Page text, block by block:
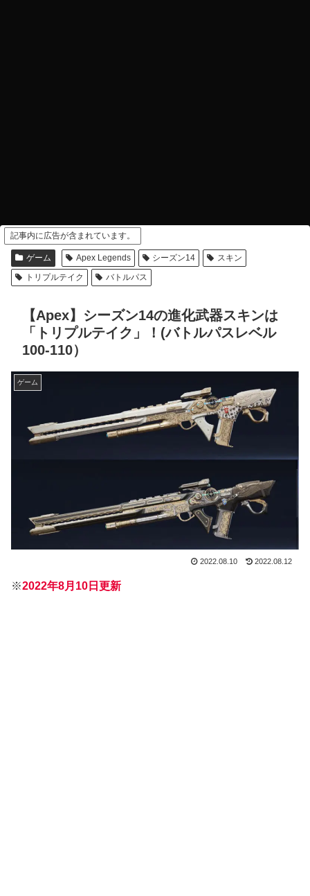
記事内に広告が含まれています。
ゲーム Apex Legends シーズン14
スキン
トリプルテイク
バトルパス
【Apex】シーズン14の進化武器スキンは
「トリプルテイク」！(バトルパスレベル
100-110）
ゲーム
2022.08.10 2022.08.12
※2022年8月10日更新